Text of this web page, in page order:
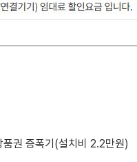
권 증폭기(설치비 2.2만원)